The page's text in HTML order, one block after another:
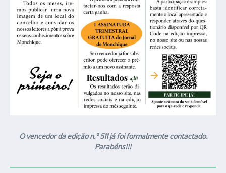
O vencedor da edição n.º 511 já foi formalmente contactado.
Parabéns!!!